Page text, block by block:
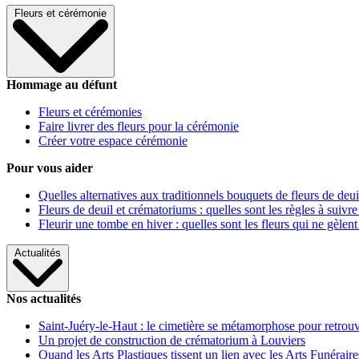
Fleurs et cérémonie
Hommage au défunt
Fleurs et cérémonies
Faire livrer des fleurs pour la cérémonie
Créer votre espace cérémonie
Pour vous aider
Quelles alternatives aux traditionnels bouquets de fleurs de
Fleurs de deuil et crématoriums : quelles sont les règles à
Fleurir une tombe en hiver : quelles sont les fleurs qui ne gèlent
Actualités
Nos actualités
Saint-Juéry-le-Haut : le cimetière se métamorphose pour
Un projet de construction de crématorium à Louviers
Quand les Arts Plastiques tissent un lien avec les Arts